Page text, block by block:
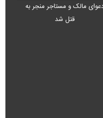
مالک و مستاجر منجر به
قتل شد